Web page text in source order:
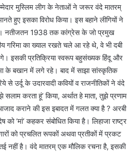
मुस्लिम लीग के नेताओं ने जरूर वंदे मातरम्
हुए इसका विरोध किया। इस बहाने लीगियों ने
नतीजतन 1938 तक कांग्रेस के जो प्रमुख
गरिमा का ख्याल रखते चले आ रहे थे, वे भी दबी
इसकी प्रतिक्रिया स्वरूप बहुसंख्यक हिंदू और
के बखान में लगे रहे। बाद में साझा सांस्कृतिक
उर्दू के उदारवादी कवियों व राजनीतिकों ने वंदे
सलाम करता हूं’ किया, अर्थात हे माता, तुझे प्रणाम
कराने की इस इबादत में गलत क्या है ? अरबी
‘मां’ कहकर संबोधित किया है। लिहाजा राष्ट्र
को प्रचलित रूपकों अथवा प्रतीकों में प्रकट
नहीं है। वंदे मातरम् एक मौलिक रचना है, इसकी